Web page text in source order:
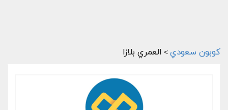
كوبون سعودي > العمري بلازا